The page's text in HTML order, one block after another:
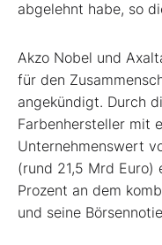
abgelehnt habe, so
Akzo Nobel und
für den
angekündigt. Durch
Farbenhersteller mit
Unternehmenswert
(rund 21,5 Mrd Euro)
Prozent an dem
und seine